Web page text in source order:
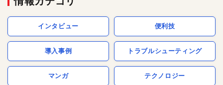
インタビュー 便利技
導入事例 トラブルシューティング
マンガ テクノロジー